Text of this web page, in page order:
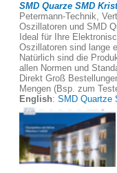
SMD Quarze SMD
Petermann-Technik,
Oszillatoren und SMD
Ideal für Ihre
Oszillatoren sind lange
Natürlich sind die
allen Normen und
Direkt Groß
Mengen (Bsp. zum
English: SMD Quartze